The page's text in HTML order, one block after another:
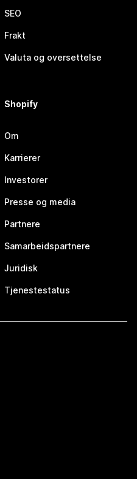
SEO
Frakt
Valuta og oversettelse
Shopify
Om
Karrierer
Investorer
Presse og media
Partnere
Samarbeidspartnere
Juridisk
Tjenestestatus